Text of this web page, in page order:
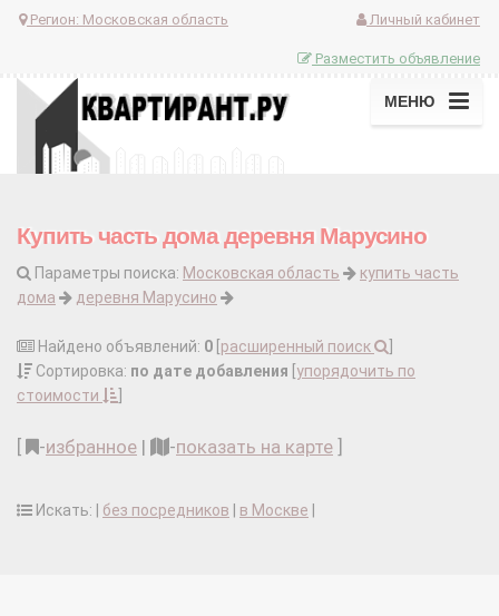
Регион: Московская область Личный кабинет
Разместить объявление
МЕНЮ
Купить часть дома деревня Марусино
Параметры поиска: Московская область
купить часть
дома
деревня Марусино
Найдено объявлений: 0 расширенный поиск
Сортировка: по дате добавления упорядочить по
стоимости
-избранное | -показать на карте
Искать: | без посредников в Москве